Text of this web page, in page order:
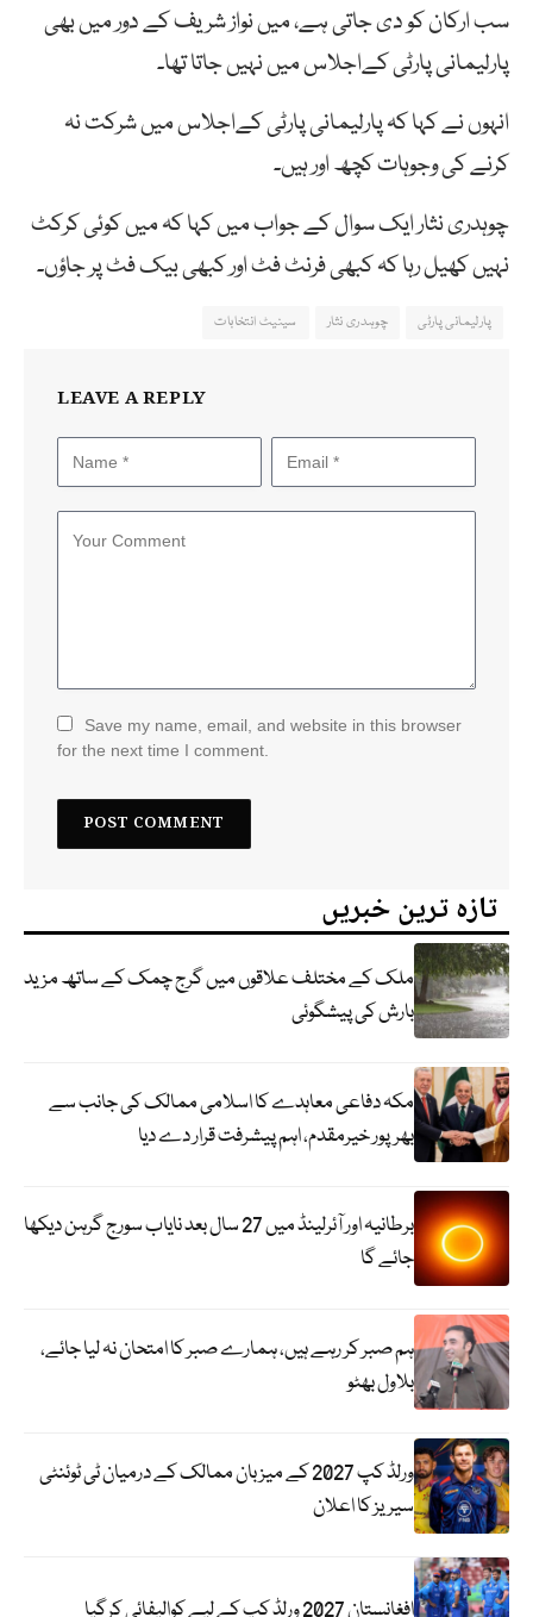
سب ارکان کو دی جاتی ہے، میں نواز شریف کے دور میں بھی
پارلیمانی پارٹی کےاجلاس میں نہیں جاتا تھا۔
انہوں نے کہا کہ پارلیمانی پارٹی کےاجلاس میں شرکت نہ
کرنے کی وجوہات کچھ اور ہیں۔
چوہدری نثار ایک سوال کے جواب میں کہا کہ میں کوئی کرکٹ
نہیں کھیل رہا کہ کبھی فرنٹ فٹ اور کبھی بیک فٹ پر جاؤں۔
پارلیمانی پارٹی چوہدری نثار سینیٹ انتخابات
LEAVE A REPLY
Save my name, email, and website in this browser
for the next time I comment.
تازہ ترین خبریں
ملک کے مختلف علاقوں میں گرج چمک کے ساتھ مزید
بارش کی پیشگوئی
مکہ دفاعی معاہدے کا اسلامی ممالک کی جانب سے
بھرپور خیرمقدم، اہم پیشرفت قرار دے دیا
برطانیہ اور آئرلینڈ میں 27 سال بعد نایاب سورج گرہن دیکھا
جائے گا
ہم صبر کر رہے ہیں، ہمارے صبر کا امتحان نہ لیا جائے،
بلاول بھٹو
ورلڈ کپ 2027 کے میزبان ممالک کے درمیان ٹی ٹوئنٹی
سیریز کا اعلان
افغانستان 2027 ورلڈ کپ کے لیے کوالیفائی کرگیا